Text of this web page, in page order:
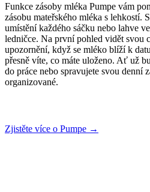
Funkce zásoby mléka Pumpe vám
zásobu mateřského mléka s lehkostí.
umístění každého sáčku nebo lahve
ledničce. Na první pohled vidět svou
upozornění, když se mléko blíží k
přesně víte, co máte uloženo. Ať už
do práce nebo spravujete svou denní
organizované.
Zjistěte více o Pumpe →